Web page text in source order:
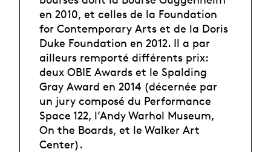
en 2010, et celles de la Foundation
for Contemporary Arts et de la Doris
Duke Foundation en 2012. Il a par
ailleurs remporté différents prix:
deux OBIE Awards et le Spalding
Gray Award en 2014 (décernée par
un jury composé du Performance
Space 122, l’Andy Warhol Museum,
On the Boards, et le Walker Art
Center).